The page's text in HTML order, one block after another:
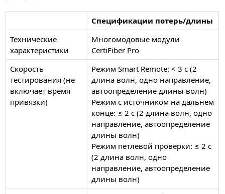
Спецификации потерь/длины
Технические
характеристики
Многомодовые модули
CertiFiber Pro
Скорость
тестирования (не
включает время
привязки)
Режим Smart Remote: < 3 с (2
длина волн, одно направление,
автоопределение длины волн)
Режим с источником на дальнем
конце: ≤ 2 с (2 длина волн, одно
направление, автоопределение
длины волн)
Режим петлевой проверки: ≤ 2 с
(2 длина волн, одно
направление, автоопределение
длины волн)